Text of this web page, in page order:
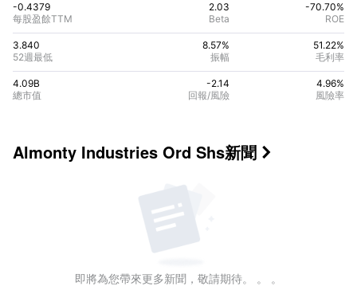
-0.4379
每股盈餘TTM
2.03
Beta
-70.70%
ROE
3.840
52週最低
8.57%
振幅
51.22%
毛利率
4.09B
總市值
-2.14
回報/風險
4.96%
風險率
Almonty Industries Ord Shs新聞 
即將為您帶來更多新聞，敬請期待。 。 。